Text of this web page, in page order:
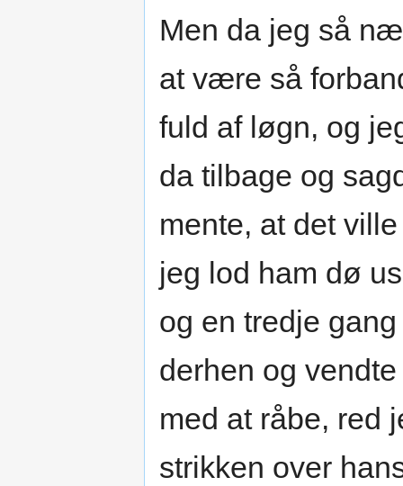
Men da jeg så
at være så
fuld af løgn, og
da tilbage og
mente, at det
jeg lod ham dø
og en tredje
derhen og
med at råbe, red
strikken over